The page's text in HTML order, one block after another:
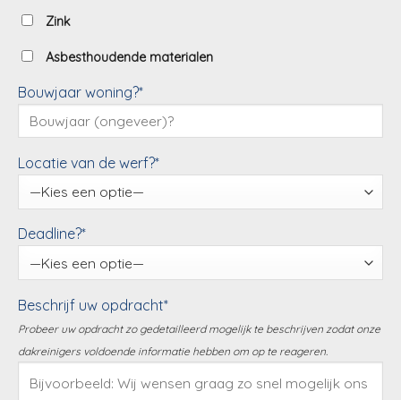
Zink
Asbesthoudende materialen
Bouwjaar woning?*
Locatie van de werf?*
Deadline?*
Beschrijf uw opdracht*
Probeer uw opdracht zo gedetailleerd mogelijk te beschrijven zodat onze
dakreinigers voldoende informatie hebben om op te reageren.